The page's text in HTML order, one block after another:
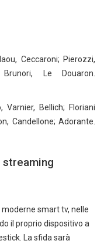
Ceccaroni; Pierozzi,
Le Douaron.
Varnier, Bellich; Floriani
Candellone; Adorante.
streaming
moderne smart tv, nelle
il proprio dispositivo a
La sfida sarà